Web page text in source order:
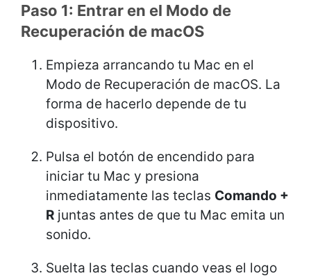
Paso 1: Entrar en el Modo de
Recuperación de macOS
Empieza arrancando tu Mac en el
Modo de Recuperación de macOS. La
forma de hacerlo depende de tu
dispositivo.
Pulsa el botón de encendido para
iniciar tu Mac y presiona
inmediatamente las teclas Comando +
R juntas antes de que tu Mac emita un
sonido.
Suelta las teclas cuando veas el logo